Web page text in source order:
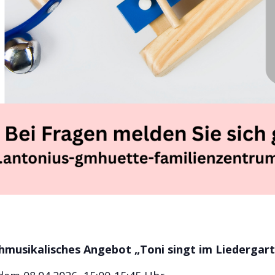
Angebot „Toni singt im